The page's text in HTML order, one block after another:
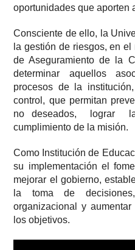
oportunidades que aporten
Consciente de ello, la
la gestión de riesgos, en
de Aseguramiento de la
determinar aquellos
procesos de la
control, que permitan
no deseados, lograr
cumplimiento de la misión.
Como Institución de
su implementación el
mejorar el gobierno,
la toma de
organizacional y
los objetivos.